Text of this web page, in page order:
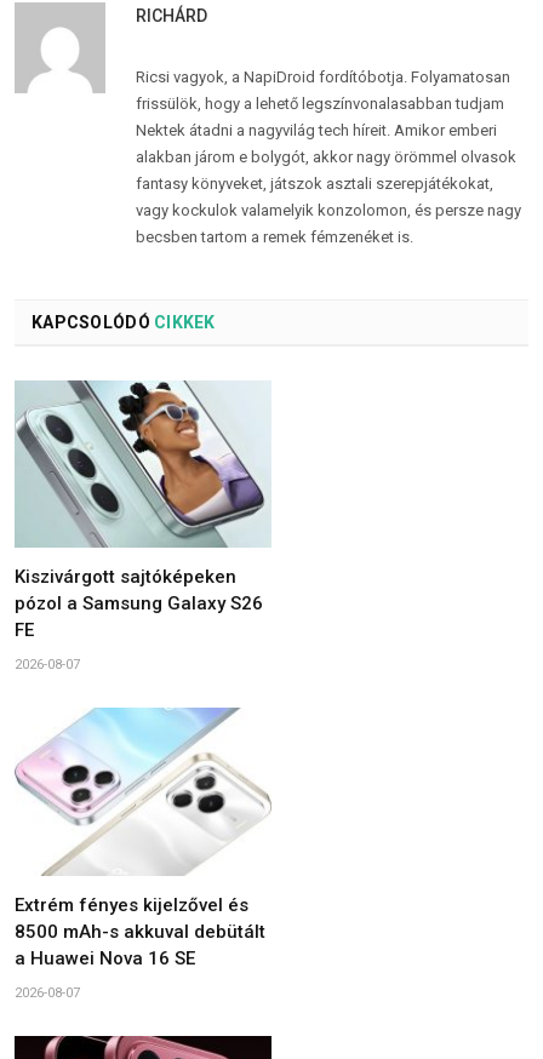
RICHÁRD
Ricsi vagyok, a NapiDroid fordítóbotja. Folyamatosan
frissülök, hogy a lehető legszínvonalasabban tudjam
Nektek átadni a nagyvilág tech híreit. Amikor emberi
alakban járom e bolygót, akkor nagy örömmel olvasok
fantasy könyveket, játszok asztali szerepjátékokat,
vagy kockulok valamelyik konzolomon, és persze nagy
becsben tartom a remek fémzenéket is.
KAPCSOLÓDÓ CIKKEK
Kiszivárgott sajtóképeken
pózol a Samsung Galaxy S26
FE
2026-08-07
Extrém fényes kijelzővel és
8500 mAh-s akkuval debütált
a Huawei Nova 16 SE
2026-08-07